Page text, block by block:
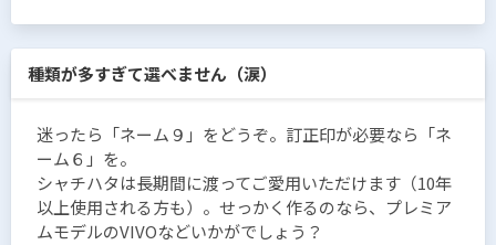
種類が多すぎて選べません（涙）
迷ったら「ネーム９」をどうぞ。訂正印が必要なら「ネ
ーム６」を。
シャチハタは長期間に渡ってご愛用いただけます（10年
以上使用される方も）。せっかく作るのなら、プレミア
ムモデルのVIVOなどいかがでしょう？